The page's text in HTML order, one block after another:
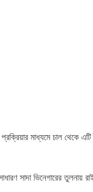
মাধ্যমে চাল থেকে এটি
সাদা ভিনেগারের তুলনায়